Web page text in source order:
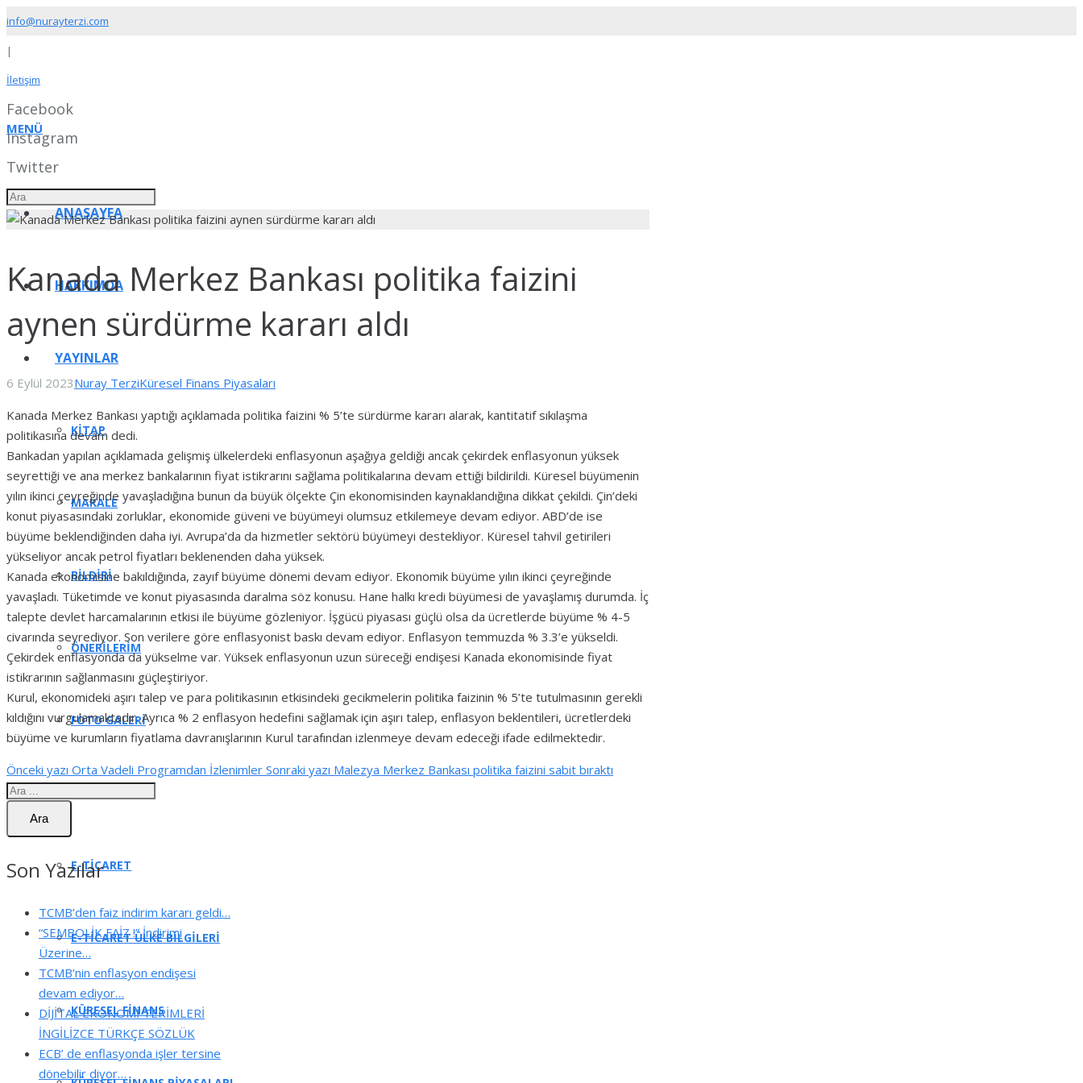
info@nurayterzi.com
|
İletişim
Facebook
Instagram
Twitter
MENÜ
ANASAYFA
HAKKIMDA
YAYINLAR
KITAP
MAKALE
BILDIRI
ÖNERILERIM
FOTO GALERI
E-TICARET
E-TICARET ÜLKE BILGILERI
KÜRESEL FINANS
Kanada Merkez Bankası politika faizini
aynen sürdürme kararı aldı
6 Eylül 2023Nuray TerziKüresel Finans Piyasaları
Kanada Merkez Bankası yaptığı açıklamada politika faizini % 5’te sürdürme kararı alarak, kantitatif sıkılaşma
politikasına devam dedi.
Bankadan yapılan açıklamada gelişmiş ülkelerdeki enflasyonun aşağıya geldiği ancak çekirdek enflasyonun yüksek
seyrettiği ve ana merkez bankalarının fiyat istikrarını sağlama politikalarına devam ettiği bildirildi. Küresel büyümenin
yılın ikinci çeyreğinde yavaşladığına bunun da büyük ölçekte Çin ekonomisinden kaynaklandığına dikkat çekildi. Çin’deki
konut piyasasındaki zorluklar, ekonomide güveni ve büyümeyi olumsuz etkilemeye devam ediyor. ABD’de ise
büyüme beklendiğinden daha iyi. Avrupa’da da hizmetler sektörü büyümeyi destekliyor. Küresel tahvil getirileri
yükseliyor ancak petrol fiyatları beklenenden daha yüksek.
Kanada ekonomisine bakıldığında, zayıf büyüme dönemi devam ediyor. Ekonomik büyüme yılın ikinci çeyreğinde
yavaşladı. Tüketimde ve konut piyasasında daralma söz konusu. Hane halkı kredi büyümesi de yavaşlamış durumda. İç
talepte devlet harcamalarının etkisi ile büyüme gözleniyor. İşgücü piyasası güçlü olsa da ücretlerde büyüme % 4-5
civarında seyrediyor. Son verilere göre enflasyonist baskı devam ediyor. Enflasyon temmuzda % 3.3’e yükseldi.
Çekirdek enflasyonda da yükselme var. Yüksek enflasyonun uzun süreceği endişesi Kanada ekonomisinde fiyat
istikrarının sağlanmasını güçleştiriyor.
Kurul, ekonomideki aşırı talep ve para politikasının etkisindeki gecikmelerin politika faizinin % 5’te tutulmasının gerekli
kıldığını vurgulamaktadır. Ayrıca % 2 enflasyon hedefini sağlamak için aşırı talep, enflasyon beklentileri, ücretlerdeki
büyüme ve kurumların fiyatlama davranışlarının Kurul tarafından izlenmeye devam edeceği ifade edilmektedir.
Önceki yazı Orta Vadeli Programdan İzlenimler Sonraki yazı Malezya Merkez Bankası politika faizini sabit bıraktı
Ara
Son Yazılar
TCMB’den faiz indirim kararı geldi…
“SEMBOLİK FAİZ !” İndirimi
Üzerine…
TCMB’nin enflasyon endişesi
devam ediyor…
DİJİTAL EKONOMİ TERİMLERİ
İNGİLİZCE TÜRKÇE SÖZLÜK
ECB’ de enflasyonda işler tersine
dönebilir diyor…